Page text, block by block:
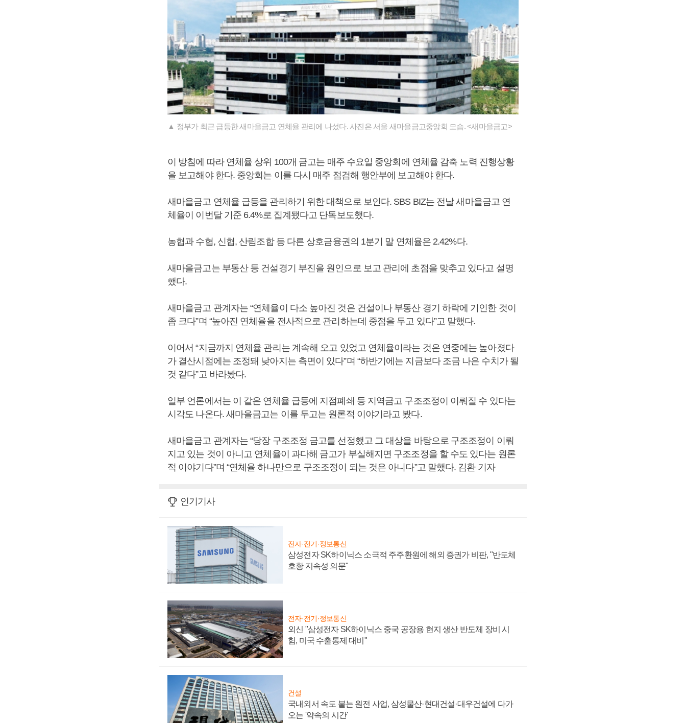
▲ 정부가 최근 급등한 새마을금고 연체율 관리에 나섰다. 사진은 서울 새마을금고중앙회 모습. <새마을금고>
이 방침에 따라 연체율 상위 100개 금고는 매주 수요일 중앙회에 연체율 감축 노력 진행상황
을 보고해야 한다. 중앙회는 이를 다시 매주 점검해 행안부에 보고해야 한다.
새마을금고 연체율 급등을 관리하기 위한 대책으로 보인다. SBS BIZ는 전날 새마을금고 연
체율이 이번달 기준 6.4%로 집계됐다고 단독보도했다.
농협과 수협, 신협, 산림조합 등 다른 상호금융권의 1분기 말 연체율은 2.42%다.
새마을금고는 부동산 등 건설경기 부진을 원인으로 보고 관리에 초점을 맞추고 있다고 설명
했다.
새마을금고 관계자는 “연체율이 다소 높아진 것은 건설이나 부동산 경기 하락에 기인한 것이
좀 크다”며 “높아진 연체율을 전사적으로 관리하는데 중점을 두고 있다”고 말했다.
이어서 “지금까지 연체율 관리는 계속해 오고 있었고 연체율이라는 것은 연중에는 높아졌다
가 결산시점에는 조정돼 낮아지는 측면이 있다”며 “하반기에는 지금보다 조금 나은 수치가 될
것 같다”고 바라봤다.
일부 언론에서는 이 같은 연체율 급등에 지점폐쇄 등 지역금고 구조조정이 이뤄질 수 있다는
시각도 나온다. 새마을금고는 이를 두고는 원론적 이야기라고 봤다.
새마을금고 관계자는 “당장 구조조정 금고를 선정했고 그 대상을 바탕으로 구조조정이 이뤄
지고 있는 것이 아니고 연체율이 과다해 금고가 부실해지면 구조조정을 할 수도 있다는 원론
적 이야기다”며 “연체율 하나만으로 구조조정이 되는 것은 아니다”고 말했다. 김환 기자
인기기사
전자·전기·정보통신
삼성전자 SK하이닉스 소극적 주주환원에 해외 증권가 비판, "반도체
호황 지속성 의문"
전자·전기·정보통신
외신 "삼성전자 SK하이닉스 중국 공장용 현지 생산 반도체 장비 시
험, 미국 수출통제 대비"
건설
국내외서 속도 붙는 원전 사업, 삼성물산·현대건설·대우건설에 다가
오는 '약속의 시간'